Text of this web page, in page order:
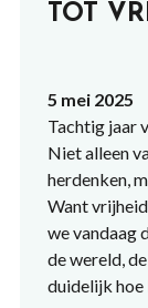
TOT
5 mei 2025
Tachtig jaar
Niet alleen
herdenken,
Want
we vandaag
de wereld,
duidelijk hoe